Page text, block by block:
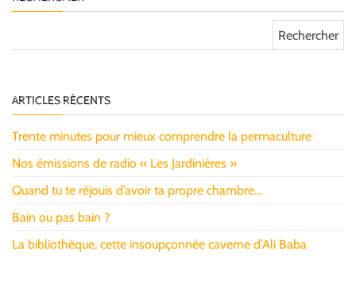
ARTICLES RÉCENTS
Trente minutes pour mieux comprendre la permaculture
Nos émissions de radio « Les Jardinières »
Quand tu te réjouis d’avoir ta propre chambre…
Bain ou pas bain ?
La bibliothèque, cette insoupçonnée caverne d’Ali Baba